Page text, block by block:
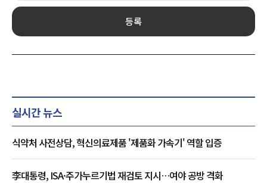
등록
실시간 뉴스
식약처 사전상담, 혁신의료제품 '제품화 가속기' 역할 입증
李대통령, ISA·주가누르기법 재검토 지시…여야 공방 격화